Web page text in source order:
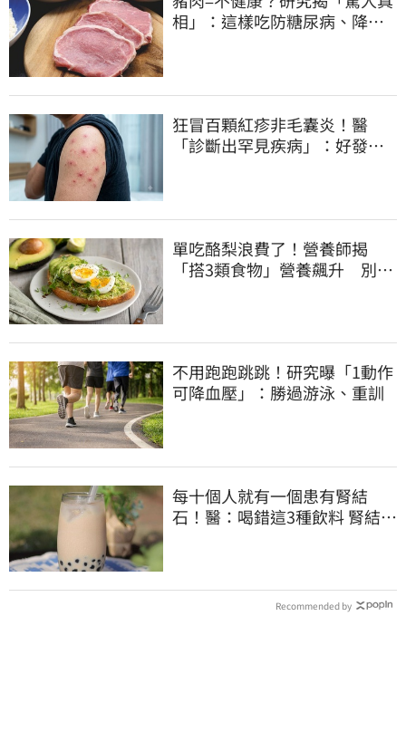
相」：這樣吃防糖尿病、降膽
狂冒百顆紅疹非毛囊炎！醫
「診斷出罕見疾病」：好發這
單吃酪梨浪費了！營養師揭
「搭3類食物」營養飆升 別再
不用跑跑跳跳！研究曝「1動作
可降血壓」：勝過游泳、重訓
每十個人就有一個患有腎結
石！醫：喝錯這3種飲料 腎結石
Recommended by